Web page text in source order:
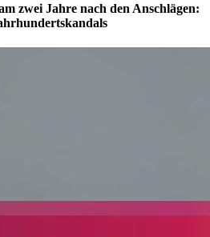
zwei Jahre nach den Anschlägen: